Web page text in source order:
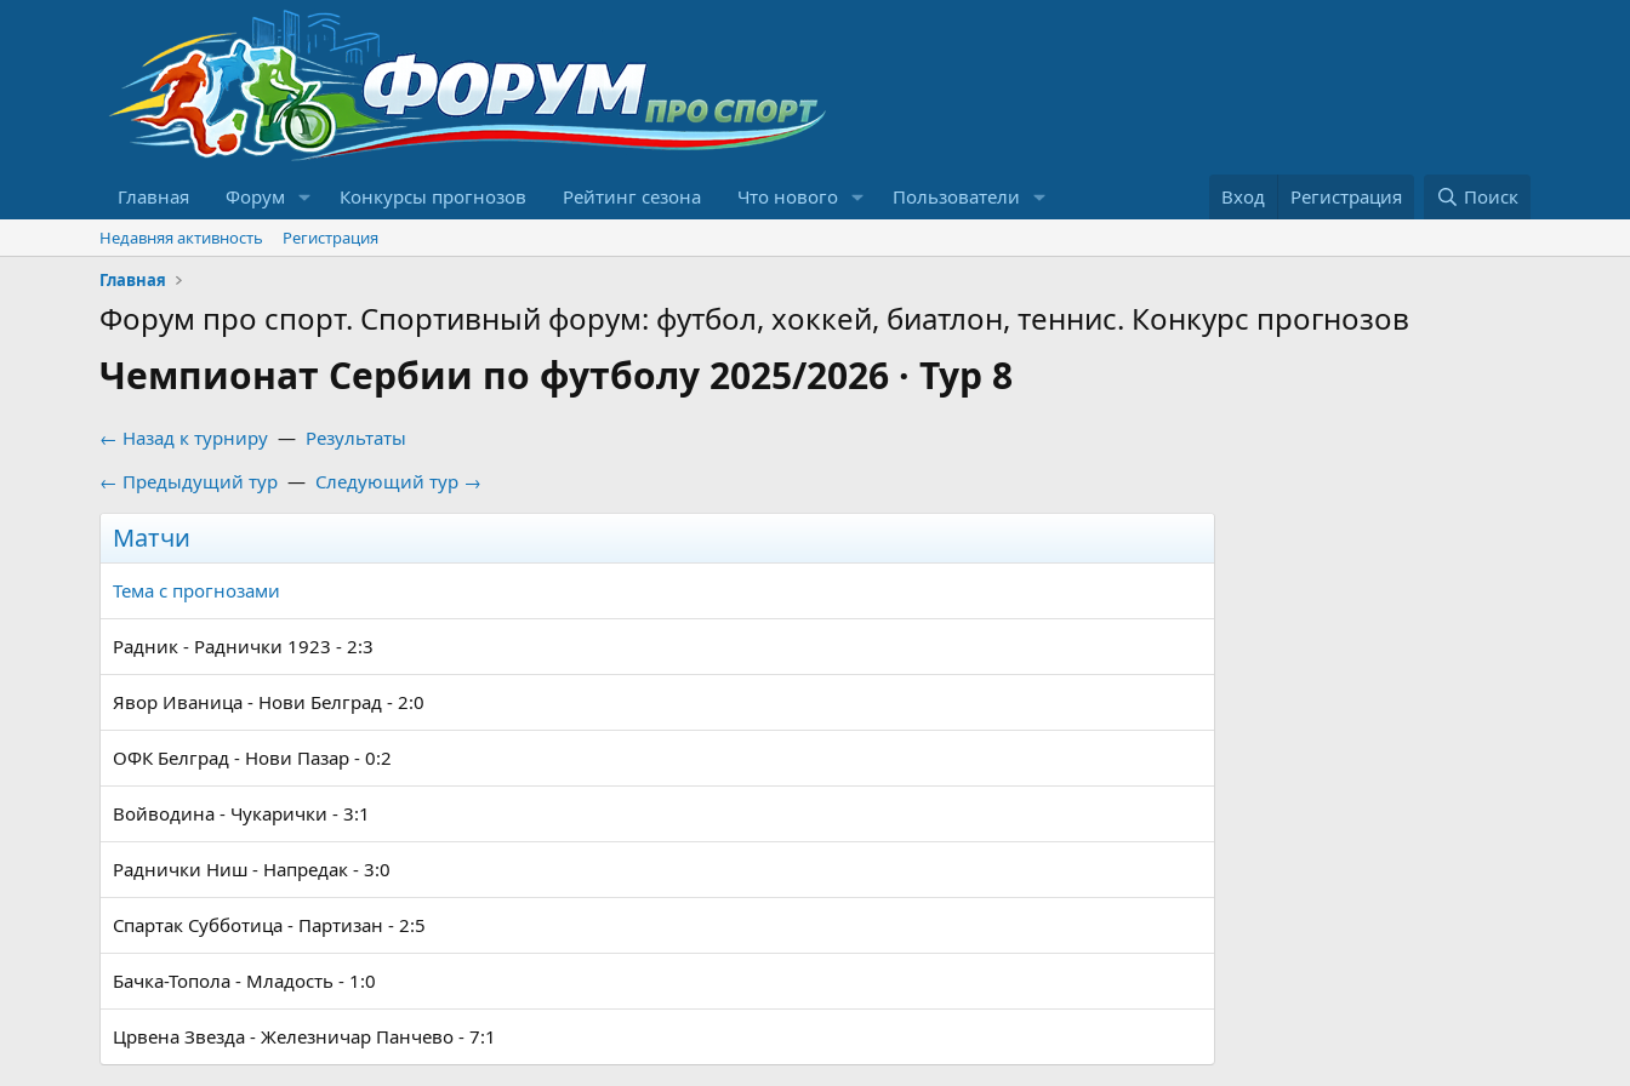
Главная Форум Конкурсы прогнозов Рейтинг сезона Что нового Пользователи Вход Регистрация Поиск
Недавняя активность
Регистрация
Главная
Форум про спорт. Спортивный форум: футбол, хоккей, биатлон, теннис. Конкурс прогнозов
Чемпионат Сербии по футболу 2025/2026 · Тур 8
← Назад к турниру — Результаты
← Предыдущий тур — Следующий тур →
Матчи
Тема с прогнозами
Радник - Раднички 1923 - 2:3
Явор Иваница - Нови Белград - 2:0
ОФК Белград - Нови Пазар - 0:2
Войводина - Чукарички - 3:1
Раднички Ниш - Напредак - 3:0
Спартак Субботица - Партизан - 2:5
Бачка-Топола - Младость - 1:0
Црвена Звезда - Железничар Панчево - 7:1